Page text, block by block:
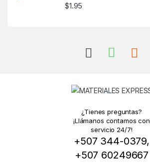
$1.95
¿Tienes preguntas?
¡Llámanos contamos con
servicio 24/7!
+507 344-0379,
+507 60249667